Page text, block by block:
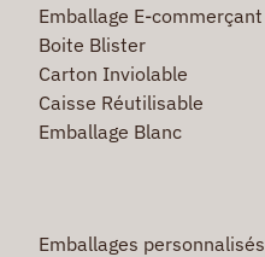
Emballage E-commerçant
Boite Blister
Carton Inviolable
Caisse Réutilisable
Emballage Blanc
Emballages personnalisés